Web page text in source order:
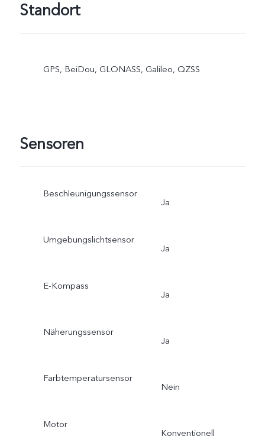
Standort
GPS, BeiDou, GLONASS, Galileo, QZSS
Sensoren
Beschleunigungssensor
Ja
Umgebungslichtsensor
Ja
E-Kompass
Ja
Näherungssensor
Ja
Farbtemperatursensor
Nein
Motor
Konventionell